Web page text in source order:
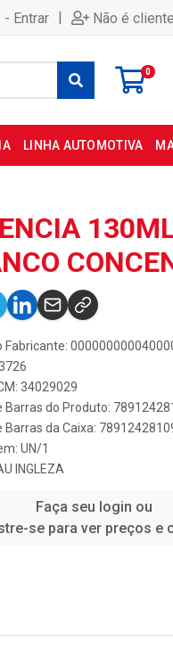
Entrar | Não é
0
LINHA AUTOMOTIVA
Fabricante:
34029029
Barras do Produto:
Barras da Caixa:
UN/1
INGLEZA
Faça seu login ou
se para ver preços e